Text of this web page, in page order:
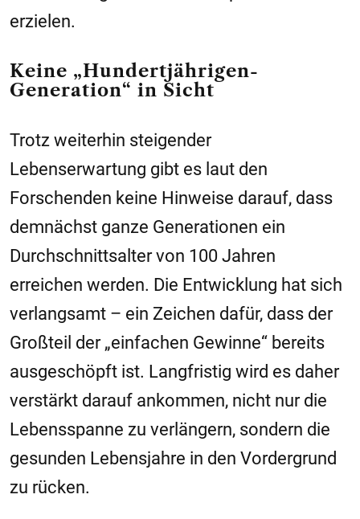
erzielen.
Keine „Hundertjährigen-
Generation“ in Sicht
Trotz weiterhin steigender
Lebenserwartung gibt es laut den
Forschenden keine Hinweise darauf, dass
demnächst ganze Generationen ein
Durchschnittsalter von 100 Jahren
erreichen werden. Die Entwicklung hat sich
verlangsamt – ein Zeichen dafür, dass der
Großteil der „einfachen Gewinne“ bereits
ausgeschöpft ist. Langfristig wird es daher
verstärkt darauf ankommen, nicht nur die
Lebensspanne zu verlängern, sondern die
gesunden Lebensjahre in den Vordergrund
zu rücken.